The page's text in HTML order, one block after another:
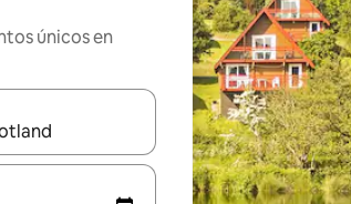
únicos en
navega con las teclas de flecha hacia